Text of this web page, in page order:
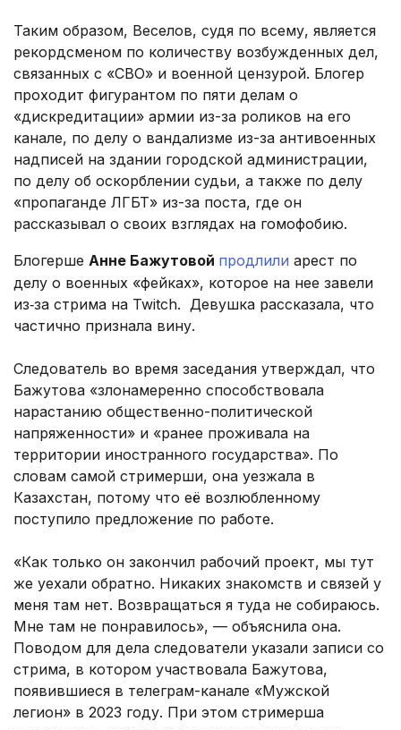
Таким образом, Веселов, судя по всему, является
рекордсменом по количеству возбужденных дел,
связанных с «СВО» и военной цензурой. Блогер
проходит фигурантом по пяти делам о
«дискредитации» армии из-за роликов на его
канале, по делу о вандализме из-за антивоенных
надписей на здании городской администрации,
по делу об оскорблении судьи, а также по делу
«пропаганде ЛГБТ» из-за поста, где он
рассказывал о своих взглядах на гомофобию.
Блогерше Анне Бажутовой продлили арест по
делу о военных «фейках», которое на нее завели
из‑за стрима на Twitch. Девушка рассказала, что
частично признала вину.
Следователь во время заседания утверждал, что
Бажутова «злонамеренно способствовала
нарастанию общественно-политической
напряженности» и «ранее проживала на
территории иностранного государства». По
словам самой стримерши, она уезжала в
Казахстан, потому что её возлюбленному
поступило предложение по работе.
«Как только он закончил рабочий проект, мы тут
же уехали обратно. Никаких знакомств и связей у
меня там нет. Возвращаться я туда не собираюсь.
Мне там не понравилось», — объяснила она.
Поводом для дела следователи указали записи со
стрима, в котором участвовала Бажутова,
появившиеся в телеграм-канале «Мужской
легион» в 2023 году. При этом стримерша